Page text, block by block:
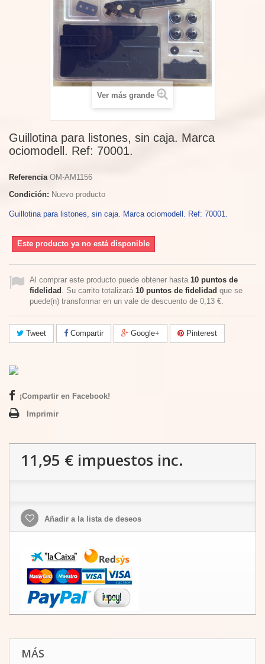
Ver más grande
Guillotina para listones, sin caja. Marca
ociomodell. Ref: 70001.
Referencia OM-AM1156
Condición: Nuevo producto
Guillotina para listones, sin caja. Marca ociomodell. Ref: 70001.
Este producto ya no está disponible
Al comprar este producto puede obtener hasta 10 puntos de
fidelidad . Su carrito totalizará 10 puntos de fidelidad que se
puede(n) transformar en un vale de descuento de 0,13 €.
Tweet Compartir Google+ Pinterest
¡Compartir en Facebook!
Imprimir
11,95 € impuestos inc.
Añadir a la lista de deseos
MÁS